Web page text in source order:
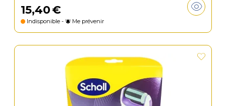
15,40€
Indisponible - Me prévenir